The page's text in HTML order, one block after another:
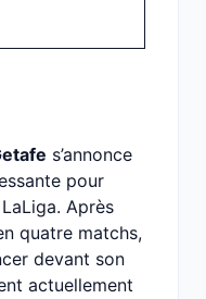
s’annonce
pour
Après
quatre matchs,
devant son
actuellement